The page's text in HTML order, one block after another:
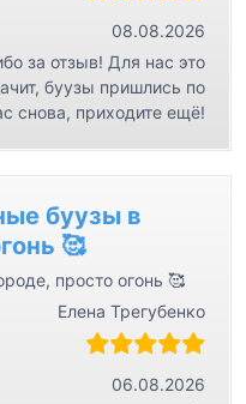
08.08.2026
за отзыв! Для нас это
буузы пришлись по
снова, приходите ещё!
буузы в
🥰
просто огонь 🥰
Елена Трегубенко
06.08.2026